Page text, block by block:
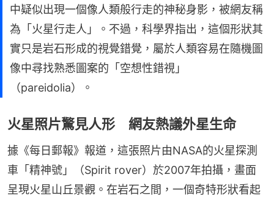
中疑似出現一個像人類般行走的神秘身影，被網友稱
為「火星行走人」。不過，科學界指出，這個形狀其
實只是岩石形成的視覺錯覺，屬於人類容易在隨機圖
像中尋找熟悉圖案的「空想性錯視」
（pareidolia）。
火星照片驚見人形 網友熱議外星生命
據《每日郵報》報道，這張照片由NASA的火星探測
車「精神號」（Spirit rover）於2007年拍攝，畫面
呈現火星山丘景觀。在岩石之間，一個奇特形狀看起